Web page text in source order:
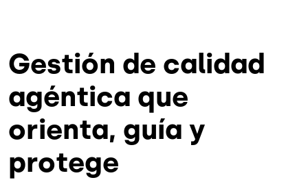
Gestión de calidad
agéntica que
orienta, guía y
protege